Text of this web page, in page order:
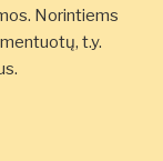
Norintiems
t.y.